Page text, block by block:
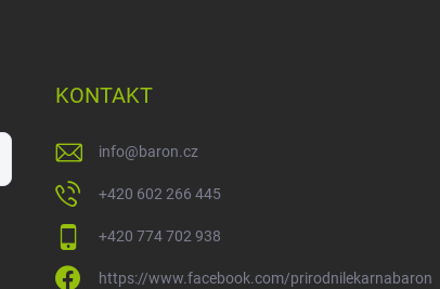
KONTAKT
info@baron.cz
+420 602 266 445
+420 774 702 938
https://www.facebook.com/prirodnilekarnabaron